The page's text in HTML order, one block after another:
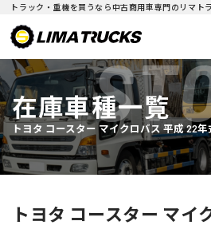
トラック・重機を買うなら中古商用車専門のリマト
在庫車種一覧
トヨタ コースター マイクロバス 平成 22年
トヨタ コースター マイ